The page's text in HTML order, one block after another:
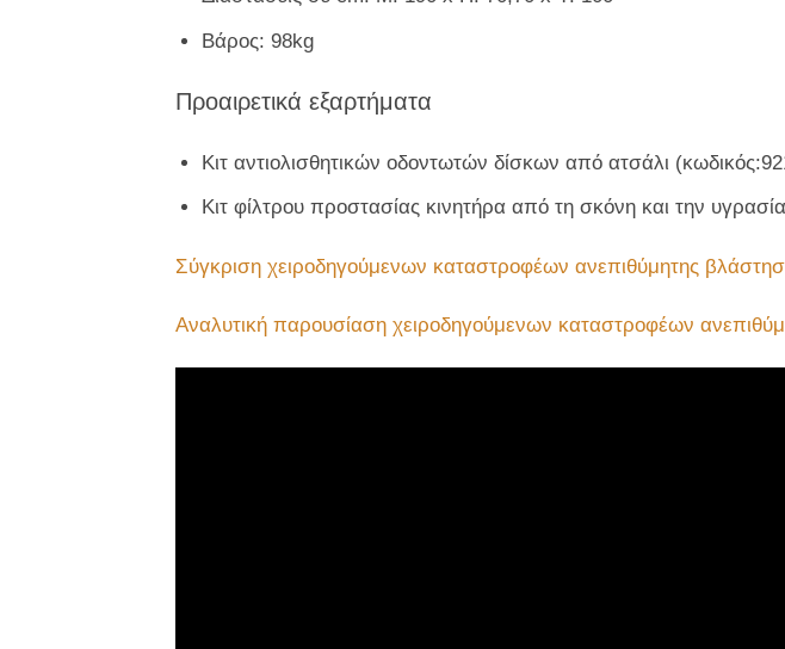
Βάρος: 98kg
Προαιρετικά εξαρτήματα
Κιτ αντιολισθητικών οδοντωτών δίσκων από ατσάλι
Κιτ φίλτρου προστασίας κινητήρα από τη σκόνη και την
Σύγκριση χειροδηγούμενων καταστροφέων ανεπιθύμητης
Αναλυτική παρουσίαση χειροδηγούμενων καταστροφέων